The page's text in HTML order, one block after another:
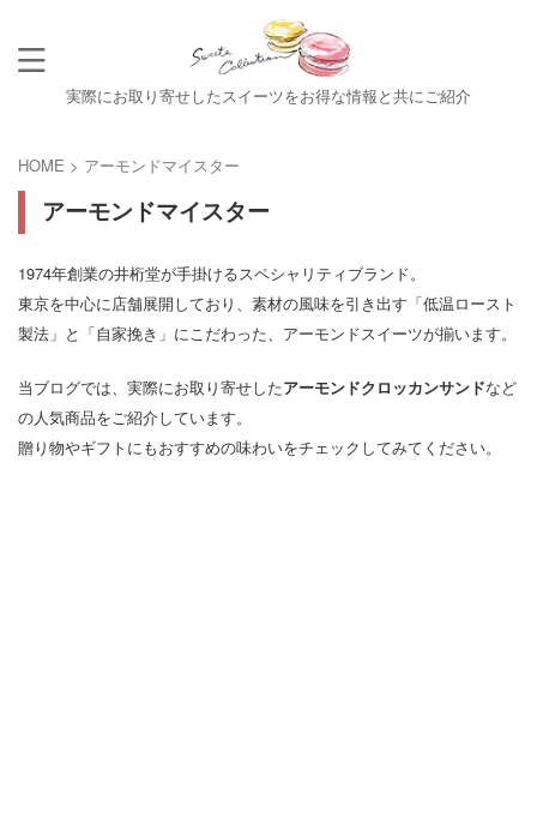
実際にお取り寄せしたスイーツをお得な情報と共にご紹介
HOME > アーモンドマイスター
アーモンドマイスター
1974年創業の井桁堂が手掛けるスペシャリティブランド。
東京を中心に店舗展開しており、素材の風味を引き出す「低温ロースト
製法」と「自家挽き」にこだわった、アーモンドスイーツが揃います。
当ブログでは、実際にお取り寄せしたアーモンドクロッカンサンドなど
の人気商品をご紹介しています。
贈り物やギフトにもおすすめの味わいをチェックしてみてください。